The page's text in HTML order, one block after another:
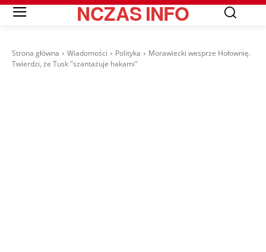
NCZASINFO
Strona główna Wiadomości Polityka
Morawiecki wesprze Hołownię.
Twierdzi, że Tusk "szantażuje hakami"